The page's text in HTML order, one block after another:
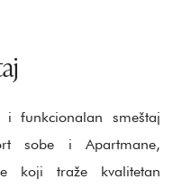
funkcionalan smeštaj
sobe i Apartmane,
koji traže kvalitetan